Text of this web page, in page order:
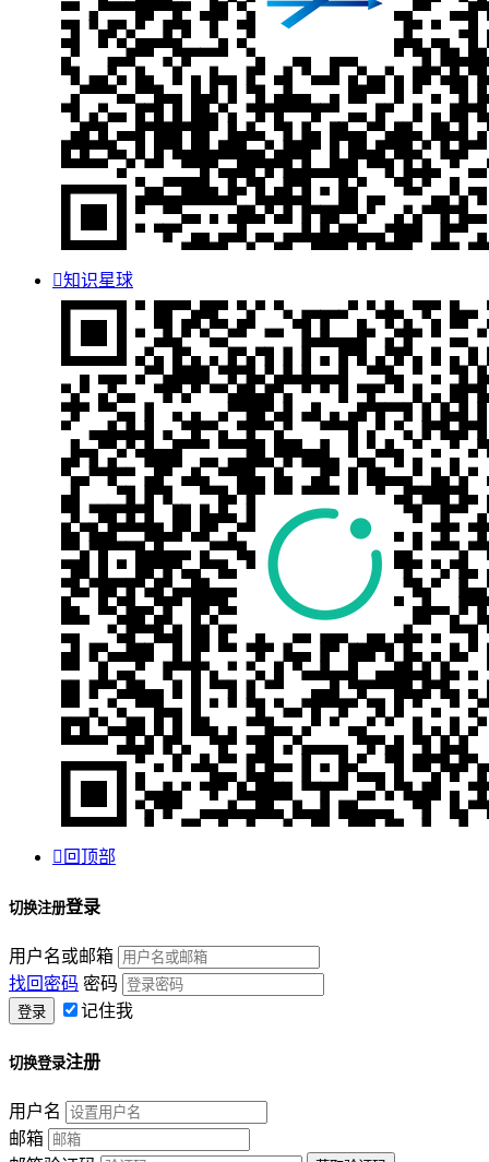
知识星球
 回顶部
切换注册登录
用户名或邮箱
找回密码 密码
记住我
切换登录注册
用户名
邮箱